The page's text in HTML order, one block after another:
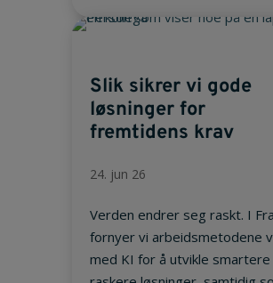
Slik sikrer vi gode
løsninger for
fremtidens krav
24. jun 26
Verden endrer seg raskt. I
fornyer vi arbeidsmetodene
med KI for å utvikle smartere